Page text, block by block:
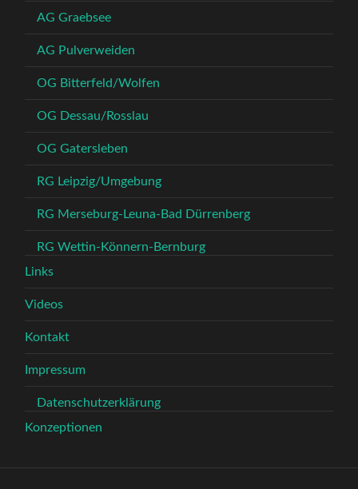
AG Graebsee
AG Pulverweiden
OG Bitterfeld/Wolfen
OG Dessau/Rosslau
OG Gatersleben
RG Leipzig/Umgebung
RG Merseburg-Leuna-Bad Dürrenberg
RG Wettin-Könnern-Bernburg
Links
Videos
Kontakt
Impressum
Datenschutzerklärung
Konzeptionen